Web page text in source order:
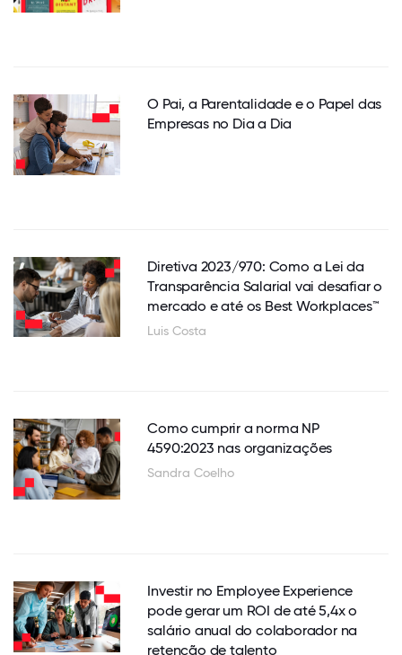
O Pai, a Parentalidade e o Papel das
Empresas no Dia a Dia
Diretiva 2023/970: Como a Lei da
Transparência Salarial vai desafiar o
mercado e até os Best Workplaces™
Luis Costa
Como cumprir a norma NP
4590:2023 nas organizações
Sandra Coelho
Investir no Employee Experience
pode gerar um ROI de até 5,4x o
salário anual do colaborador na
retenção de talento